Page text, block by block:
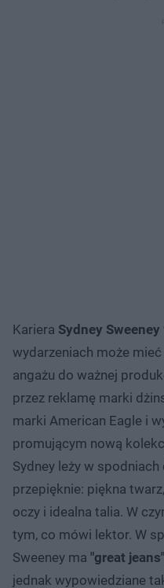
Kariera Sydney Sweeney
wydarzeniach może
angażu do ważnej
przez reklamę marki
marki American Eagle i
promującym nową
Sydney leży w
przepięknie: piękna
oczy i idealna talia. W
tym, co mówi lektor. W
Sweeney ma "great jeans"
jednak wypowiedziane